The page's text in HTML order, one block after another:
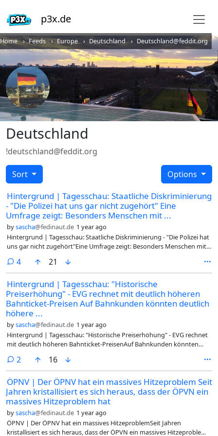
p3x.de
Home Feeds Europe Deutschland Deutschland@feddit.org
Deutschland
!deutschland@feddit.org
Sort Options
Hintergrund | Tagesschau: Staatliche Diskriminierung
- "Die Polizei hat uns gar nicht zugehört" Eine
Umfrage zeigt: Besonders Menschen mit ...
bysascha@fedinaut.de 1 year ago
Hintergrund | Tagesschau: Staatliche Diskriminierung - "Die Polizei hat
uns gar nicht zugehört"Eine Umfrage zeigt: Besonders Menschen mit
behandelt. Drei Betroffene erzählen von ihren Erfahrungen mit
Diskriminierung durch staatliche Stellen.Für Peter Bär und Kirill
Lavrishchev waren die vergangenen fünf Jahre überschattet von
Angst. Das Paar betreibt in Stuttgart einen Beautysalon, vor ihnen
liegt ein aufgeschlagener Ordner, der Briefwechsel mit der
Ausländerbehörde Stuttgart... (weiter)#Hintergrund #Deutschland
#Diskriminierung #Staaatliche-Diskriminierung #Polizei #Behörden
#Migrationshintergrund #Erfahrungen #Tagesschau #2025-07-02
@deutschland
4comments
21
Hintergrund | Tagesschau: "Historische
Preiserhöhung" - EVG rechnet mit deutlich höheren
Bahnticket-Preisen Auf Bahnkunden könnten deutlich
höhere ...
bysascha@fedinaut.de 1 year ago
Hintergrund | Tagesschau: "Historische Preiserhöhung" - EVG rechnet
mit deutlich höheren Bahnticket-PreisenAuf Bahnkunden könnten
Plus von mehr als zehn Prozent und einer Ausdünnung des ICE-
Angebotes. Von der Bahn heißt es, es gebe keine "Entscheidungen zu
Anpassungen".Kundinnen und Kunden der Deutschen Bahn müssen
sich nach Einschätzung der Eisenbahn- und Verkehrsgewerkschaft EVG
noch in diesem Jahr auf eine erhebliche Preiserhöhung einstellen. Es
drohten "schon in diesem Jahr historische Preissteigerungen von
deutlich mehr als zehn Prozent", sagte der EVG-Vorsitzende Martin
Burkert. Zuerst hatte die Bild-Zeitung darüber berichtet...
2 comments
16
ÖPNV | Der ÖPNV hat ein massives Hitzeproblem Seit
Jahren kristallisiert es sich heraus, dass der ÖPVN ein
massives Hitzeproblem hat
bysascha@fedinaut.de 1 year ago
ÖPNV | Der ÖPNV hat ein massives HitzeproblemSeit Jahren
kristallisiert es sich heraus, dass der ÖPVN ein massives Hitzeproblem